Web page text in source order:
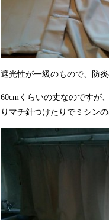
遮光性が一級のもので、防
60cmくらいの丈なのですが
りマチ針つけたりでミシン